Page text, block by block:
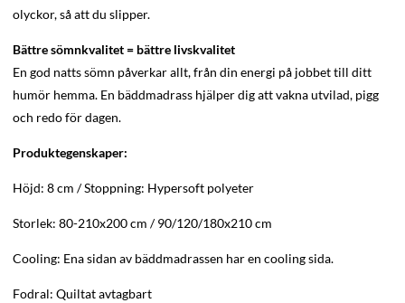
olyckor, så att du slipper.
Bättre sömnkvalitet = bättre livskvalitet
En god natts sömn påverkar allt, från din energi på jobbet till ditt
humör hemma. En bäddmadrass hjälper dig att vakna utvilad, pigg
och redo för dagen.
Produktegenskaper:
Höjd: 8 cm / Stoppning: Hypersoft polyeter
Storlek: 80-210x200 cm / 90/120/180x210 cm
Cooling: Ena sidan av bäddmadrassen har en cooling sida.
Fodral: Quiltat avtagbart